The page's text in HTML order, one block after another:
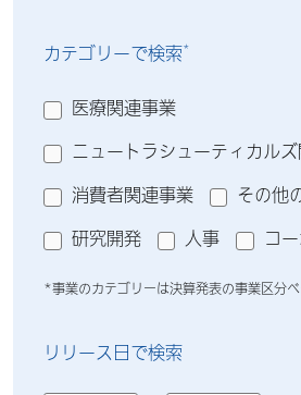
カテゴリーで検索*
医療関連事業
ニュートラシューティカル
消費者関連事業
その他
研究開発
人事 コ
*事業のカテゴリーは決算発表の事業区分
リリース日で検索